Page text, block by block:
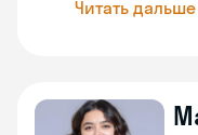
Читать дальше